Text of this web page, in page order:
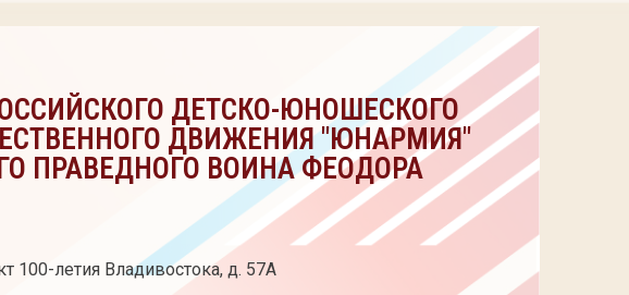
ДЕТСКО-ЮНОШЕСКОГО
ДВИЖЕНИЯ "ЮНАРМИЯ"
ПРАВЕДНОГО ВОИНА ФЕОДОРА
100-летия Владивостока, д. 57А